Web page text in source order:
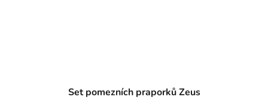
Set pomezních praporků Zeus